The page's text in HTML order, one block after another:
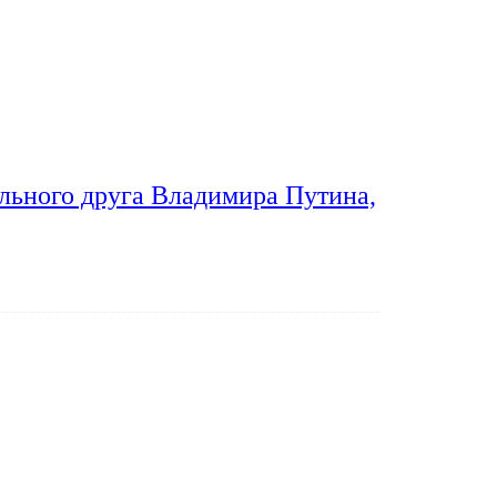
друга Владимира Путина,